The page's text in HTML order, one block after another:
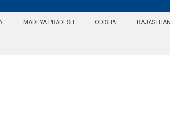
MADHYA PRADESH ODISHA RAJASTHAN